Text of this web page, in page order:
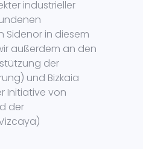
industrieller
Sidenor in diesem
außerdem an den
der
und Bizkaia
Initiative von
der